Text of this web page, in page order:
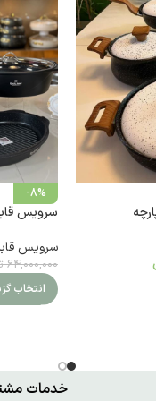
-8%
سرویس قابلمه راکلند
سرویس
64,000,000
انتخاب
خدمات